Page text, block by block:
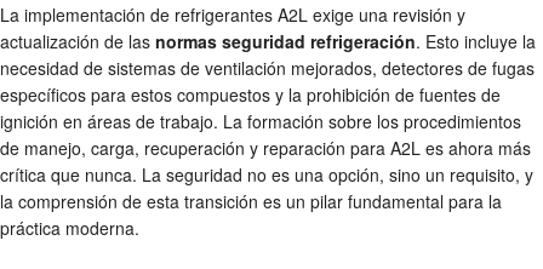
La implementación de refrigerantes A2L exige una revisión y
actualización de las normas seguridad refrigeración. Esto incluye la
necesidad de sistemas de ventilación mejorados, detectores de fugas
específicos para estos compuestos y la prohibición de fuentes de
ignición en áreas de trabajo. La formación sobre los procedimientos
de manejo, carga, recuperación y reparación para A2L es ahora más
crítica que nunca. La seguridad no es una opción, sino un requisito, y
la comprensión de esta transición es un pilar fundamental para la
práctica moderna.